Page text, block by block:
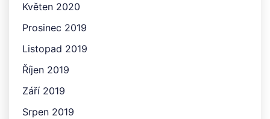
Květen 2020
Prosinec 2019
Listopad 2019
Říjen 2019
Září 2019
Srpen 2019